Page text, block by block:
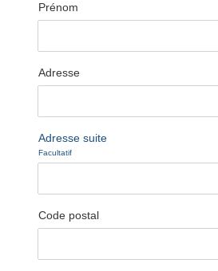
Prénom
Adresse
Adresse suite
Facultatif
Code postal